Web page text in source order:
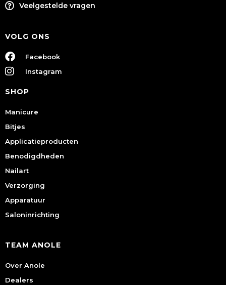
Veelgestelde vragen
VOLG ONS
Facebook
Instagram
SHOP
Manicure
Bitjes
Applicatieproducten
Benodigdheden
Nailart
Verzorging
Apparatuur
Saloninrichting
TEAM ANOLE
Over Anole
Dealers